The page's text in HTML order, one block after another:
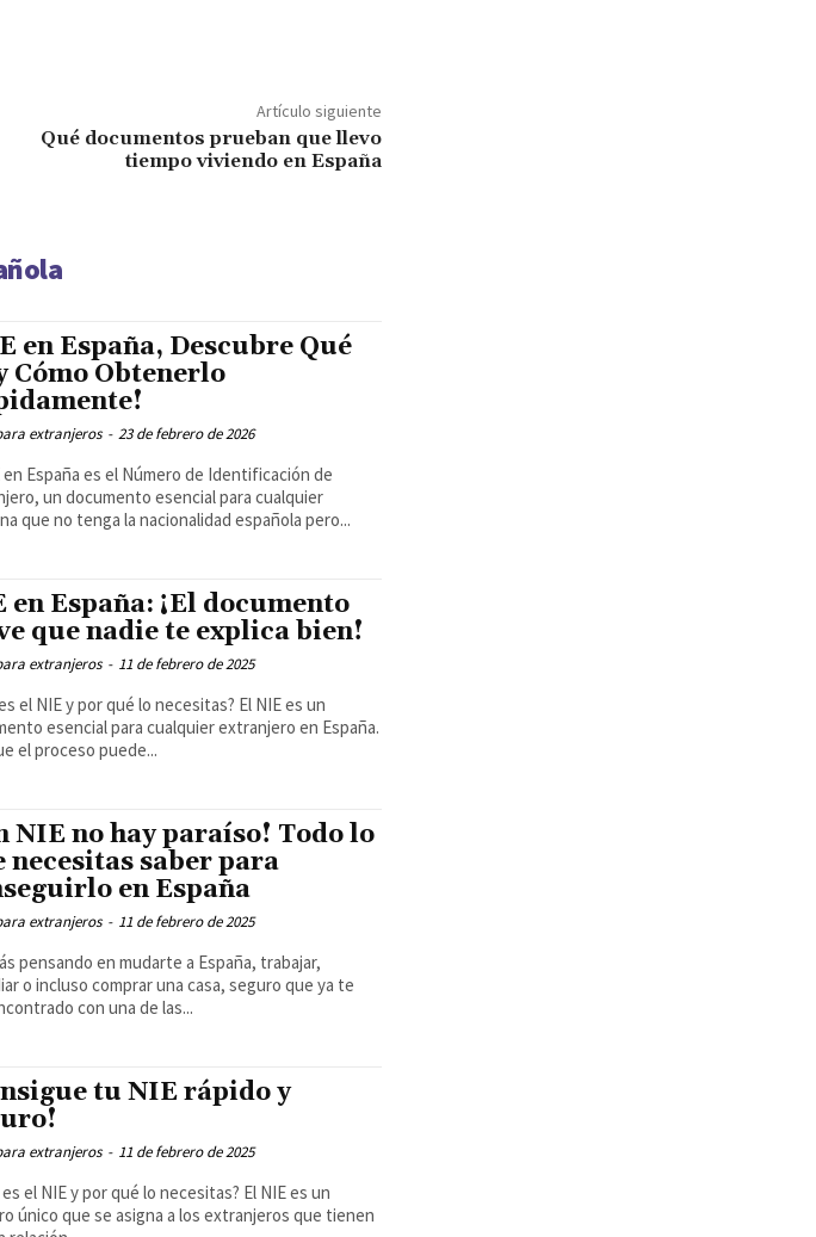
Artículo siguiente
Qué documentos prueban que llevo
tiempo viviendo en España
en España, Descubre Qué
Cómo Obtenerlo
extranjeros - 23 de febrero de 2026
en España es el Número de Identificación de
un documento esencial para cualquier
que no tenga la nacionalidad española pero...
en España: ¡El documento
que nadie te explica bien!
extranjeros - 11 de febrero de 2025
el NIE y por qué lo necesitas? El NIE es un
esencial para cualquier extranjero en España.
el proceso puede...
NIE no hay paraíso! Todo lo
necesitas saber para
en España
extranjeros - 11 de febrero de 2025
pensando en mudarte a España, trabajar,
o incluso comprar una casa, seguro que ya te
con una de las...
tu NIE rápido y
extranjeros - 11 de febrero de 2025
el NIE y por qué lo necesitas? El NIE es un
único que se asigna a los extranjeros que tienen